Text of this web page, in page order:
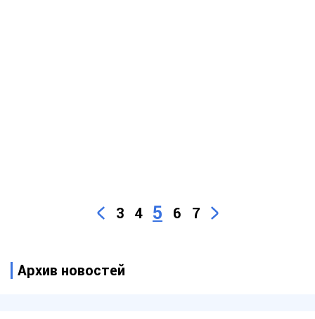
3 4 5 6 7
Архив новостей